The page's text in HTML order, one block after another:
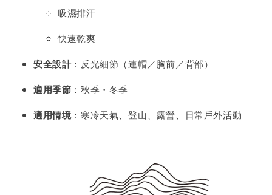
吸濕排汗
快速乾爽
安全設計：反光細節（連帽／胸前／背部）
適用季節 ：秋季・冬季
適用情境：寒冷天氣、登山、露營、日常戶外活動